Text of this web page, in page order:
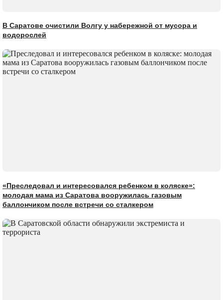
В Саратове очистили Волгу у набережной от мусора и
водорослей
«Преследовал и интересовался ребенком в коляске»:
молодая мама из Саратова вооружилась газовым
баллончиком после встречи со сталкером